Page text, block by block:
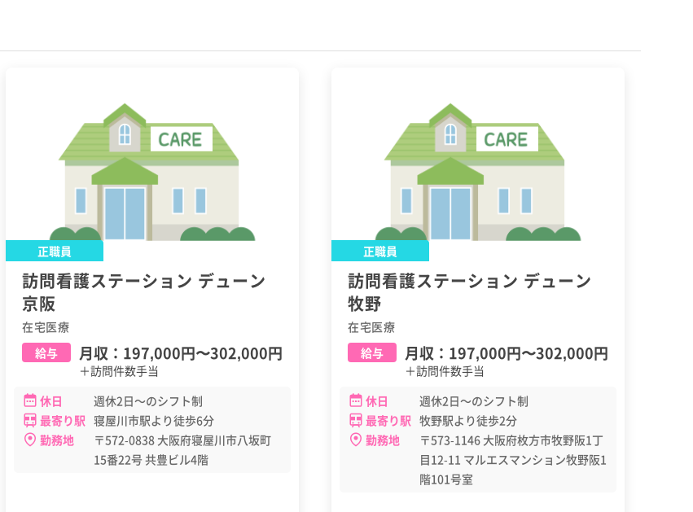
正職員
訪問看護ステーション デューン
京阪
在宅医療
給与
月収： 197,000円〜302,000円
＋訪問件数手当
休日
週休2日～のシフト制
最寄り駅 寝屋川市駅より徒歩6分
勤務地
〒572-0838 大阪府寝屋川市八坂町
15番22号 共豊ビル4階
正職員
訪問看護ステーション デューン
牧野
在宅医療
給与
月収： 197,000円〜302,000円
＋訪問件数手当
休日
週休2日～のシフト制
最寄り駅 牧野駅より徒歩2分
勤務地
〒573-1146 大阪府枚方市牧野阪1丁
目12-11 マルエスマンション牧野阪1
階101号室